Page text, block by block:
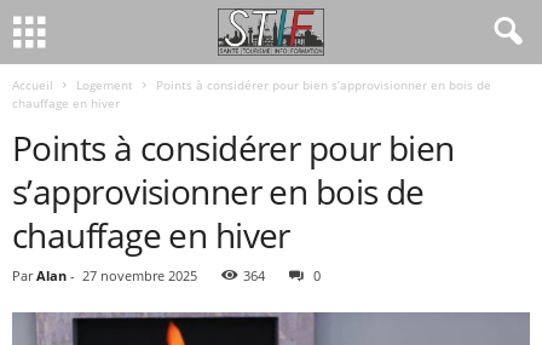
Accueil Logement
Points à considérer pour bien s’approvisionner en bois de
chauffage en hiver
Points à considérer pour bien
s’approvisionner en bois de
chauffage en hiver
Par Alan - 27 novembre 2025 364 0